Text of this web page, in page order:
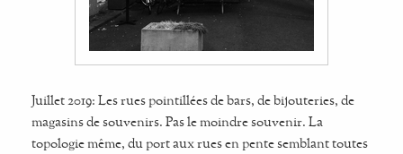
Juillet 2019: Les rues pointillées de bars, de bijouteries, de
magasins de souvenirs. Pas le moindre souvenir. La
topologie même, du port aux rues en pente semblant toutes